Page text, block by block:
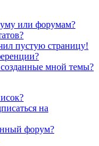
или форумам?
пустую страницу!
мной темы?
на
форум?